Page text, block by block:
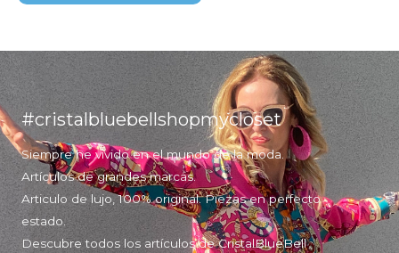
#cristalbluebellshopmycloset
Siempre he vivido en el mundo de la moda.
Artículos de grandes marcas.
Articulo de lujo, 100% original. Piezas en perfecto
estado.
Descubre todos los artículos de CristalBlueBell